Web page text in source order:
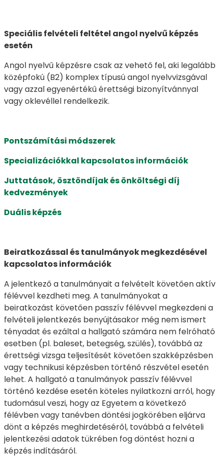
Speciális felvételi feltétel angol nyelvű képzés
esetén
Angol nyelvű képzésre csak az vehető fel, aki legalább
középfokú (B2) komplex típusú angol nyelvvizsgával
vagy azzal egyenértékű érettségi bizonyítvánnyal
vagy oklevéllel rendelkezik.
Pontszámítási módszerek
Specializációkkal kapcsolatos információk
Juttatások, ösztöndíjak és önköltségi díj
kedvezmények
Duális képzés
Beiratkozással és tanulmányok megkezdésével
kapcsolatos információk
A jelentkező a tanulmányait a felvételt követően aktív
félévvel kezdheti meg. A tanulmányokat a
beiratkozást követően passzív félévvel megkezdeni a
felvételi jelentkezés benyújtásakor még nem ismert
tényadat és ezáltal a hallgató számára nem felróható
esetben (pl. baleset, betegség, szülés), továbbá az
érettségi vizsga teljesítését követően szakképzésben
vagy technikusi képzésben történő részvétel esetén
lehet. A hallgató a tanulmányok passzív félévvel
történő kezdése esetén köteles nyilatkozni arról, hogy
tudomásul veszi, hogy az Egyetem a következő
félévben vagy tanévben döntési jogkörében eljárva
dönt a képzés meghirdetéséről, továbbá a felvételi
jelentkezési adatok tükrében fog döntést hozni a
képzés indításáról.